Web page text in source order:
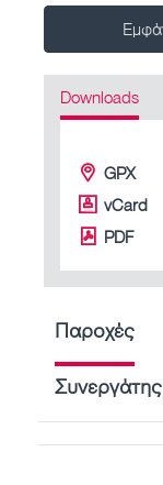
Downloads
GPX
vCard
PDF
Παροχές
Συνεργάτης